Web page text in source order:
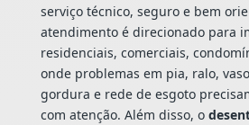
serviço técnico, seguro e bem
atendimento é direcionado para
residenciais, comerciais,
onde problemas em pia, ralo,
gordura e rede de esgoto
com atenção. Além disso, o